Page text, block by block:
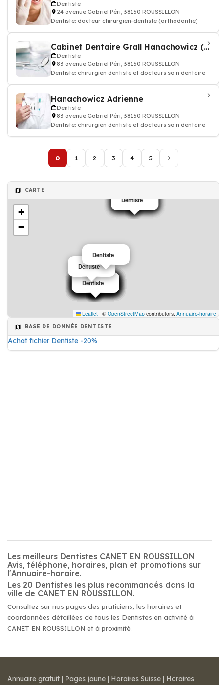
Dentiste
24 avenue Gabriel Péri, 38150 ROUSSILLON
Dentiste: docteur chirurgien-dentiste (orthodontie)
Cabinet Dentaire Grall Hanachowicz (SCM)
Dentiste
83 avenue Gabriel Péri, 38150 ROUSSILLON
Dentiste: chirurgien dentiste et docteurs soin dentaire
Hanachowicz Adrienne
Dentiste
83 avenue Gabriel Péri, 38150 ROUSSILLON
Dentiste: chirurgien dentiste et docteurs soin dentaire
0 1 2 3 4 5
CARTE
Dentiste
Dentiste
Dentiste
Dentiste
Dentiste
Dentiste
Dentiste
Dentiste
Dentiste
Dentiste
Dentiste
Dentiste
Dentiste
Dentiste
Dentiste
Dentiste
Dentiste
Dentiste
Dentiste
Dentiste
+
−
Leaflet | © OpenStreetMap contributors, Annuaire-horaire
BASE DE DONNÉE DENTISTE
Achat fichier Dentiste -20%
Les meilleurs Dentistes CANET EN ROUSSILLON
Avis, téléphone, horaires, plan et promotions sur
l'Annuaire-horaire.
Les 20 Dentistes les plus recommandés dans la
ville de CANET EN ROUSSILLON.
Consultez sur nos pages des praticiens, les horaires et
coordonnées détaillées de tous les Dentistes en activité à
CANET EN ROUSSILLON et à proximité.
Annuaire gratuit | Pages jaune | Horaires Suisse | Horaires